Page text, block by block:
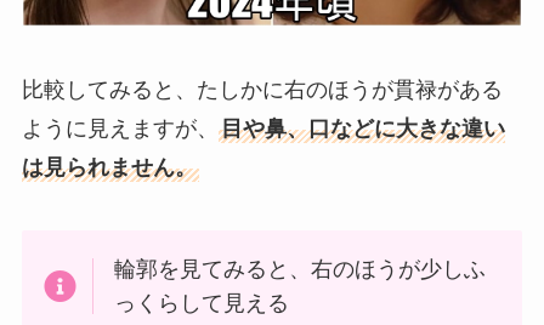
比較してみると、たしかに右のほうが貫禄がある
ように見えますが、 目や鼻、口などに大きな違い
は見られません。
輪郭を見てみると、右のほうが少しふ
っくらして見える